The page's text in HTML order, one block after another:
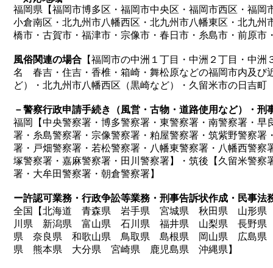
福岡県【福岡市博多区・福岡市中央区・福岡市西区・福
小倉南区・北九州市八幡西区・北九州市八幡東区・北九
橋市・古賀市・福津市・宗像市・春日市・糸島市・前原市
風俗関連の場合 【福岡市の中洲１丁目​・中洲２丁目・中
名 春吉・住吉・香椎・箱崎・舞松原などの福岡市内及び
ど）・北九州市八幡西区（黒崎など）・久留米市の日吉
－警察行政申請手続き（風営・古物・道路使用など）・
福岡【中央警察署・博多警察署・東警察署・南警察署・
署・糸島警察署・宗像警察署・粕屋警察署・筑紫野警察
署・戸畑警察署・若松警察署・八幡東警察署・八幡西警
塚警察署・嘉麻警察署・田川警察署】・筑後【久留米警
署・大牟田警察署・朝倉警察署】
ー許認可業務・行政争訟等業務・刑事告訴状作成・民事
全国【北海道 青森県 岩手県 宮城県 秋田県 山形
川県 新潟県 富山県 石川県 福井県 山梨県 長野
県 奈良県 和歌山県 鳥取県 島根県 岡山県 広島
県 熊本県 大分県 宮崎県 鹿児島県 沖縄県】